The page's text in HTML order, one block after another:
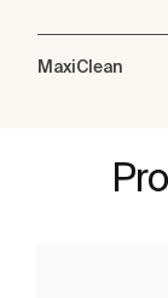
MaxiClean